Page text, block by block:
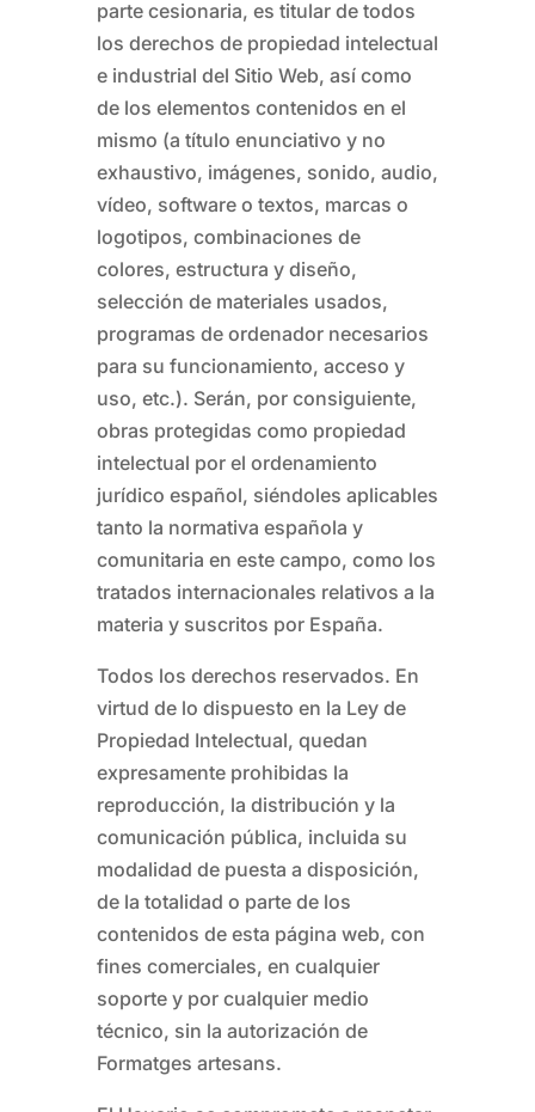
parte cesionaria, es titular de todos
los derechos de propiedad intelectual
e industrial del Sitio Web, así como
de los elementos contenidos en el
mismo (a título enunciativo y no
exhaustivo, imágenes, sonido, audio,
vídeo, software o textos, marcas o
logotipos, combinaciones de
colores, estructura y diseño,
selección de materiales usados,
programas de ordenador necesarios
para su funcionamiento, acceso y
uso, etc.). Serán, por consiguiente,
obras protegidas como propiedad
intelectual por el ordenamiento
jurídico español, siéndoles aplicables
tanto la normativa española y
comunitaria en este campo, como los
tratados internacionales relativos a la
materia y suscritos por España.
Todos los derechos reservados. En
virtud de lo dispuesto en la Ley de
Propiedad Intelectual, quedan
expresamente prohibidas la
reproducción, la distribución y la
comunicación pública, incluida su
modalidad de puesta a disposición,
de la totalidad o parte de los
contenidos de esta página web, con
fines comerciales, en cualquier
soporte y por cualquier medio
técnico, sin la autorización de
Formatges artesans.